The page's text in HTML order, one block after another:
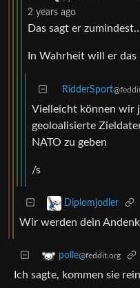
2 years ago
Das sagt er
In Wahrheit will er
RidderSport
Vielleicht können wir
geoloalisierte
NATO zu geben
/s
Diplomjodler
Wir werden dein
polle@feddit.org
Ich sagte, kommen sie